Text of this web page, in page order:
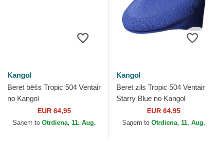
Kangol
Beret bēšs Tropic 504 Ventair
no Kangol
EUR 64,95
Saņem to Otrdiena, 11. Aug.
Kangol
Beret zils Tropic 504 Ventair
Starry Blue no Kangol
EUR 64,95
Saņem to Otrdiena, 11. Aug.